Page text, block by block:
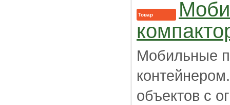
Товар
Мобильные
объектов с